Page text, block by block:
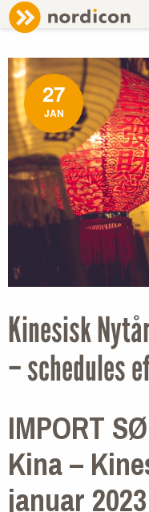
NEWS/ KINESISK
27
JAN
Kinesisk
– schedules
IMPORT SØ
Kina –
januar 2023